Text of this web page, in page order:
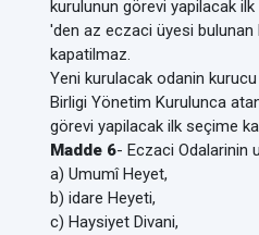
kurulunun görevi yapilacak
'den az eczaci üyesi
kapatilmaz.
Yeni kurulacak odanin
Birligi Yönetim Kurulunca
görevi yapilacak ilk seçime
Madde 6- Eczaci Odalarinin
a) Umumî Heyet,
b) idare Heyeti,
c) Haysiyet Divani,